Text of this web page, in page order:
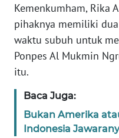
Kemenkumham, Rika
pihaknya memiliki
waktu subuh untuk
Ponpes Al Mukmin
itu.
Baca Juga:
Bukan Amerika
Indonesia
Informasi
BERITA
KONTAK
INFO
IKLAN